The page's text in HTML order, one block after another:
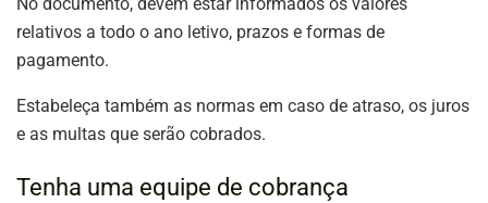
relativos a todo o ano letivo, prazos e formas de
pagamento.
Estabeleça também as normas em caso de atraso, os juros
e as multas que serão cobrados.
Tenha uma equipe de cobrança